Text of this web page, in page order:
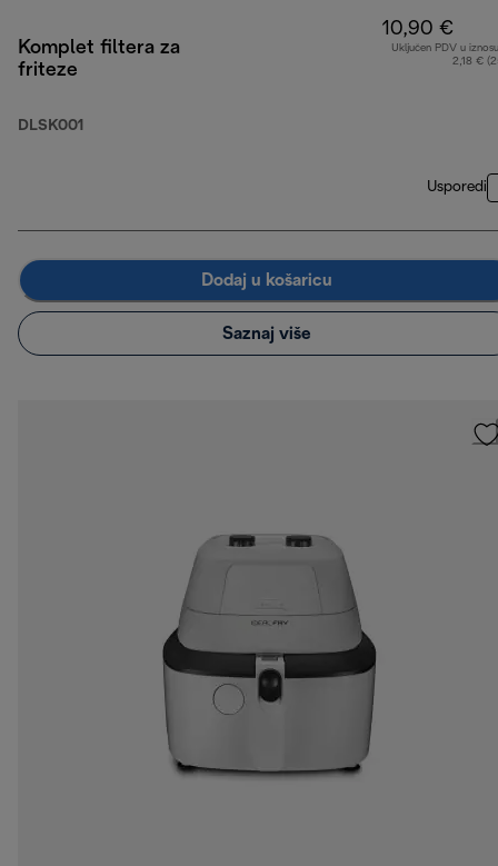
Komplet filtera za
friteze
DLSK001
10,90 €
Uključen PDV u
2,18 €
Usporedi
Dodaj u košaricu
Saznaj više